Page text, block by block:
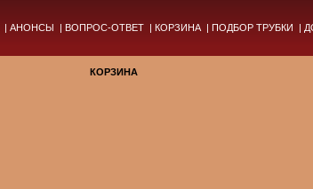
| АНОНСЫ | ВОПРОС-ОТВЕТ | КОРЗИНА | ПОДБОР ТРУБКИ |
КОРЗИНА